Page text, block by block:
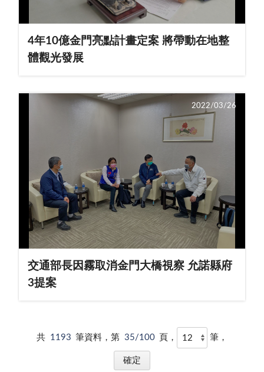
4年10億金門亮點計畫定案 將帶動在地整
體觀光發展
交通部長因霧取消金門大橋視察 允諾縣府
3提案
2022/03/26
共 1193 筆資料，第 35/100 頁， 筆，